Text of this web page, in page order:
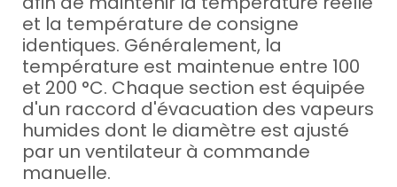
et la température de consigne
identiques. Généralement, la
température est maintenue entre 100
et 200 °C. Chaque section est équipée
d'un raccord d'évacuation des vapeurs
humides dont le diamètre est ajusté
par un ventilateur à commande
manuelle.